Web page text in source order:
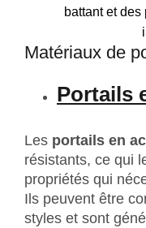
Matériaux de
Portails
Les portails en
résistants, ce qui
propriétés qui
Ils peuvent être
styles et sont